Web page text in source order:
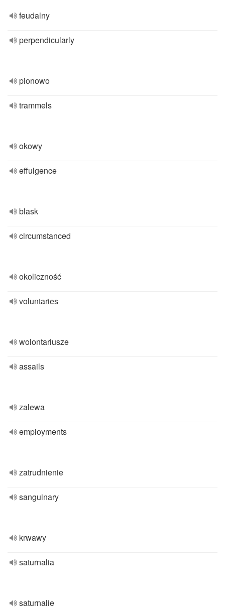
feudalny
perpendicularly
pionowo
trammels
okowy
effulgence
blask
circumstanced
okoliczność
voluntaries
wolontariusze
assails
zalewa
employments
zatrudnienie
sanguinary
krwawy
saturnalia
saturnalie